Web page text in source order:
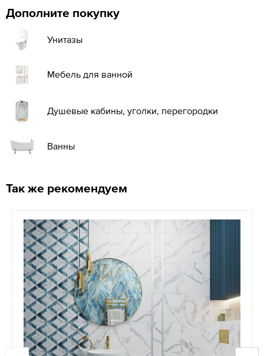
Дополните покупку
Унитазы
Мебель для ванной
Душевые кабины, уголки, перегородки
Ванны
Так же рекомендуем